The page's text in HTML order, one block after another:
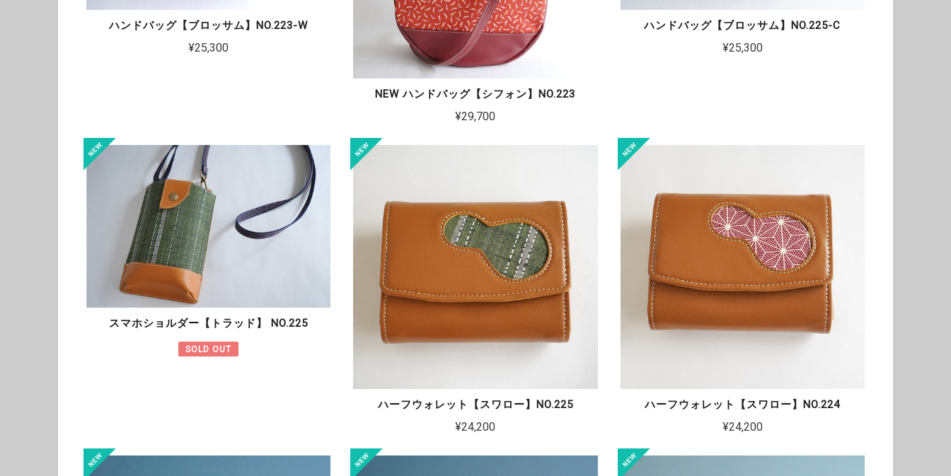
ハンドバッグ【ブロッサム】NO.223-W
¥25,300
NEW ハンドバッグ【シフォン】NO.223
¥29,700
ハンドバッグ【ブロッサム】NO.225-C
¥25,300
スマホショルダー【トラッド】 NO.225
SOLD OUT
ハーフウォレット【スワロー】NO.225
¥24,200
ハーフウォレット【スワロー】NO.224
¥24,200